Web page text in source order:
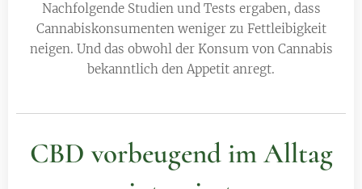
Nachfolgende Studien und Tests ergaben, dass
Cannabiskonsumenten weniger zu Fettleibigkeit
neigen. Und das obwohl der Konsum von Cannabis
bekanntlich den Appetit anregt.
CBD vorbeugend im Alltag